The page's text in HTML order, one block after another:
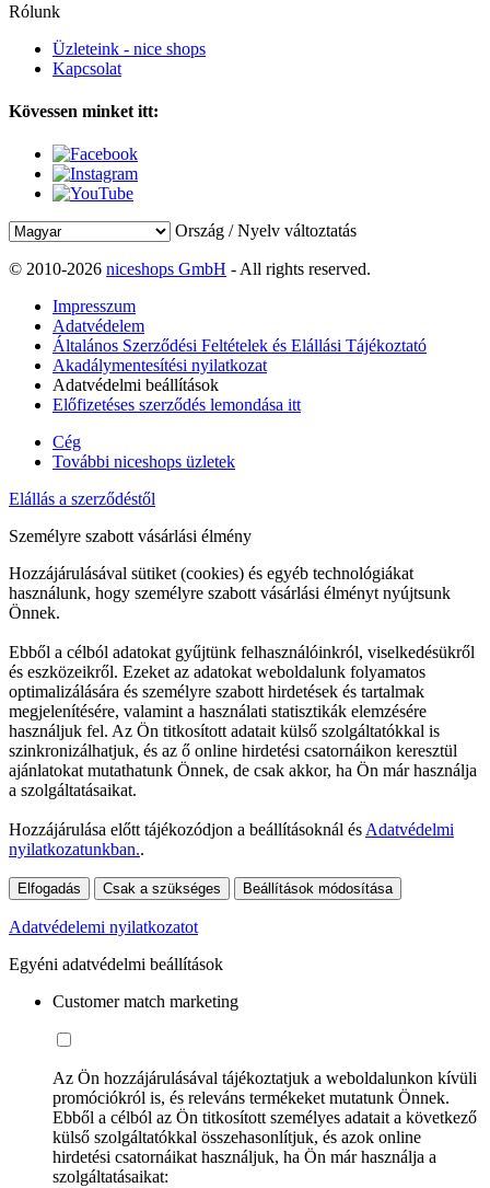
Rólunk
Üzleteink - nice shops
Kapcsolat
Kövessen minket itt:
Ország / Nyelv változtatás
© 2010-2026 niceshops GmbH - All rights reserved.
Impresszum
Adatvédelem
Általános Szerződési Feltételek és Elállási Tájékoztató
Akadálymentesítési nyilatkozat
Adatvédelmi beállítások
Előfizetéses szerződés lemondása itt
Cég
További niceshops üzletek
Elállás a szerződéstől
Személyre szabott vásárlási élmény
Hozzájárulásával sütiket (cookies) és egyéb technológiákat
használunk, hogy személyre szabott vásárlási élményt nyújtsunk
Önnek.
Ebből a célból adatokat gyűjtünk felhasználóinkról, viselkedésükről
és eszközeikről. Ezeket az adatokat weboldalunk folyamatos
optimalizálására és személyre szabott hirdetések és tartalmak
megjelenítésére, valamint a használati statisztikák elemzésére
használjuk fel. Az Ön titkosított adatait külső szolgáltatókkal is
szinkronizálhatjuk, és az ő online hirdetési csatornáikon keresztül
ajánlatokat mutathatunk Önnek, de csak akkor, ha Ön már használja
a szolgáltatásaikat.
Hozzájárulása előtt tájékozódjon a beállításoknál és Adatvédelmi
nyilatkozatunkban..
Elfogadás Csak a szükséges Beállítások módosítása
Adatvédelemi nyilatkozatot
Egyéni adatvédelmi beállítások
Customer match marketing
Az Ön hozzájárulásával tájékoztatjuk a weboldalunkon kívüli
promóciókról is, és releváns termékeket mutatunk Önnek.
Ebből a célból az Ön titkosított személyes adatait a következő
külső szolgáltatókkal összehasonlítjuk, és azok online
hirdetési csatornáikat használjuk, ha Ön már használja a
szolgáltatásaikat: